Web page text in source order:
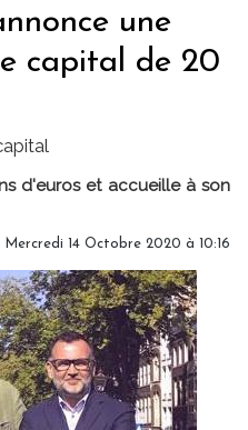
une
capital de 20
d'euros et accueille à son
Mercredi 14 Octobre 2020 à 10:16